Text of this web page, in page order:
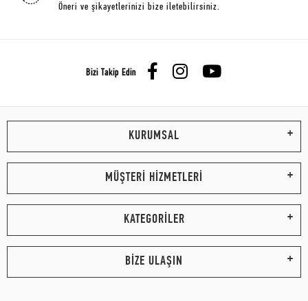
Öneri ve şikayetlerinizi bize iletebilirsiniz.
Bizi Takip Edin
KURUMSAL
MÜŞTERİ HİZMETLERİ
KATEGORİLER
BİZE ULAŞIN